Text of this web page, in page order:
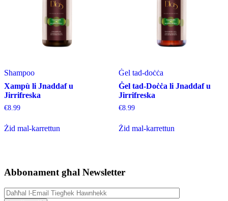
Shampoo
Xampù li Jnaddaf u
Jirrifreska
€8.99
Żid mal-karrettun
Ġel tad-doċċa
Ġel tad-Doċċa li Jnaddaf u
Jirrifreska
€8.99
Żid mal-karrettun
Abbonament għal Newsletter